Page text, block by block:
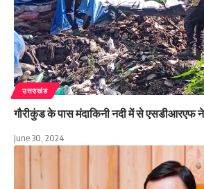
उत्तराखंड
गौरीकुंड के पास मंदाकिनी नदी में से एसडीआरएफ
June 30, 2024